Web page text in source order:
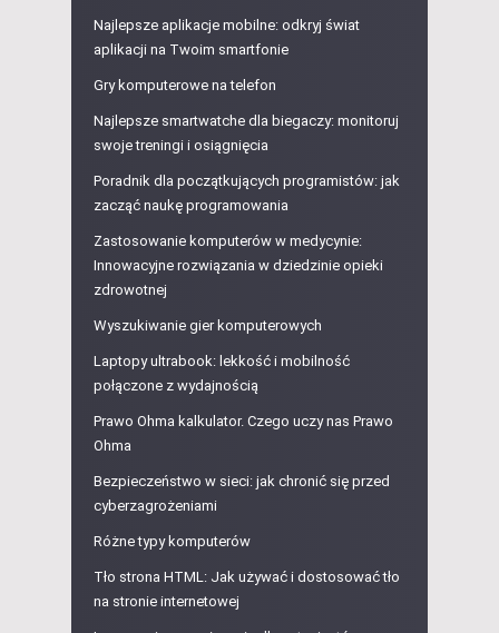
Najlepsze aplikacje mobilne: odkryj świat
aplikacji na Twoim smartfonie
Gry komputerowe na telefon
Najlepsze smartwatche dla biegaczy: monitoruj
swoje treningi i osiągnięcia
Poradnik dla początkujących programistów: jak
zacząć naukę programowania
Zastosowanie komputerów w medycynie:
Innowacyjne rozwiązania w dziedzinie opieki
zdrowotnej
Wyszukiwanie gier komputerowych
Laptopy ultrabook: lekkość i mobilność
połączone z wydajnością
Prawo Ohma kalkulator. Czego uczy nas Prawo
Ohma
Bezpieczeństwo w sieci: jak chronić się przed
cyberzagrożeniami
Różne typy komputerów
Tło strona HTML: Jak używać i dostosować tło
na stronie internetowej